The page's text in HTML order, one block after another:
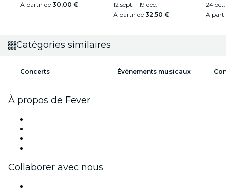
À partir de 30,00 €
12 sept. - 19 déc.
À partir de 32,50 €
24 oct.
À
Catégories similaires
Concerts Événements musicaux
À propos de Fever
Collaborer avec nous